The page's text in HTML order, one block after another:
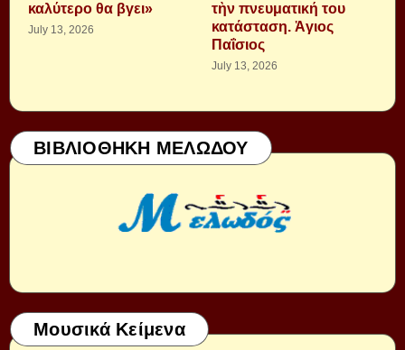
καλύτερο θα βγει»
July 13, 2026
τὴν πνευματική του
κατάσταση. Ἁγιος
Παΐσιος
July 13, 2026
ΒΙΒΛΙΟΘΗΚΗ ΜΕΛΩΔΟΥ
Μουσικά Κείμενα